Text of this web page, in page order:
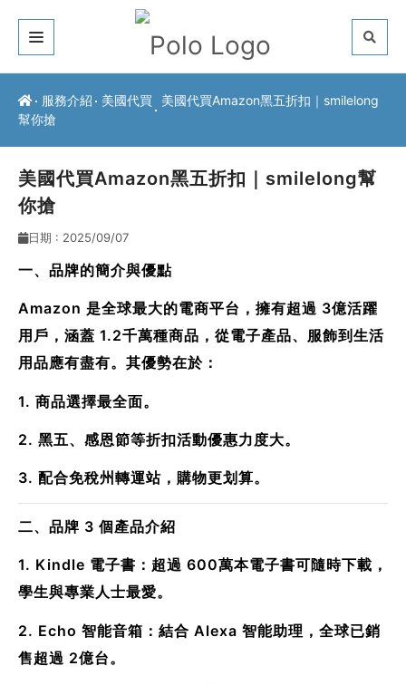
關於我們
服務介紹
常見問題
最新公告
聯絡方式
服務介紹 美國代買
美國代買Amazon黑五折扣｜smilelong
幫你搶
美國代買Amazon黑五折扣｜smilelong幫
你搶
日期 : 2025/09/07
一、品牌的簡介與優點
Amazon 是全球最大的電商平台，擁有超過 3億活躍
用戶，涵蓋 1.2千萬種商品，從電子產品、服飾到生活
用品應有盡有。其優勢在於：
1. 商品選擇最全面。
2. 黑五、感恩節等折扣活動優惠力度大。
3. 配合免稅州轉運站，購物更划算。
二、品牌 3 個產品介紹
1. Kindle 電子書：超過 600萬本電子書可隨時下載，
學生與專業人士最愛。
2. Echo 智能音箱：結合 Alexa 智能助理，全球已銷
售超過 2億台。